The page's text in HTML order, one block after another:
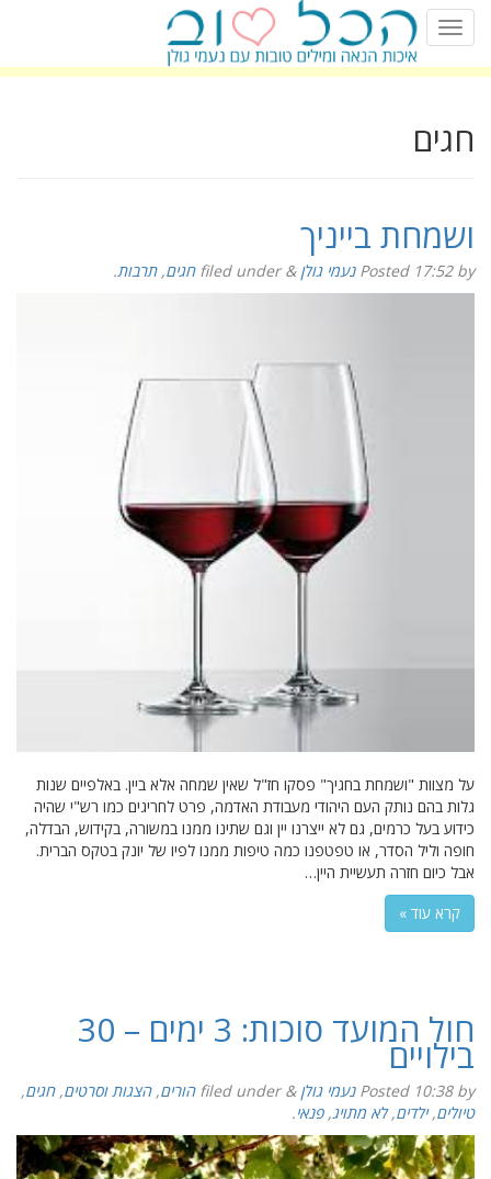
חגים
ושמחת בייניך
Posted 17:52by נעמי גולן &
filed under חגים,תרבות.
על מצוות "ושמחת בחגיך" פסקו חז"ל שאין שמחה אלא ביין. באלפיים שנות
גלות בהם נותק העם היהודי מעבודת האדמה, פרט לחריגים כמו רש"י שהיה
כידוע בעל כרמים, גם לא ייצרנו יין וגם שתינו ממנו במשורה, בקידוש, הבדלה,
חופה וליל הסדר, או טפטפנו כמה טיפות ממנו לפיו של יונק בטקס הברית.
אבל כיום חזרה תעשיית היין…
קרא עוד »
חול המועד סוכות: 3 ימים – 30
בילויים
Posted 10:38by נעמי גולן &
filed under הורים,הצגות וסרטים,חגים,
טיולים,ילדים,לא מתויג,פנאי.